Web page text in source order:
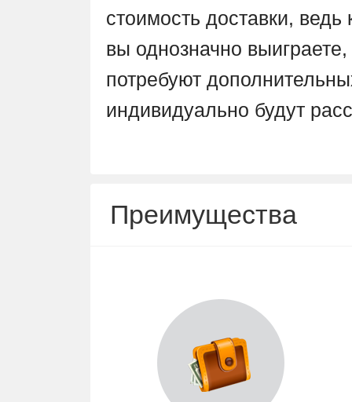
стоимость доставки,
вы однозначно
потребуют
индивидуально будут
Преимущества